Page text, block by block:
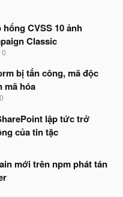
CVSS 10 ảnh
Classic
0
bị tấn công, mã độc
mã hóa
0
lập tức trở
của tin tặc
mới trên npm phát tán